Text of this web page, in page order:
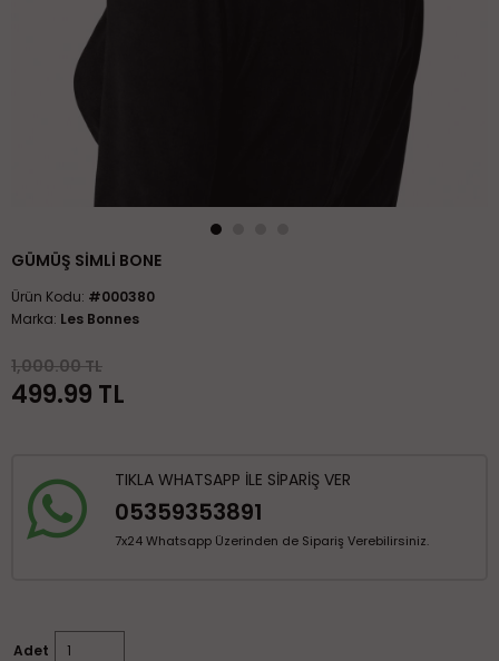
GÜMÜŞ SIMLI BONE
Ürün Kodu: #000380
Marka: Les Bonnes
1,000.00 TL
499.99 TL
TIKLA WHATSAPP İLE SİPARİŞ VER
05359353891
7x24 Whatsapp Üzerinden de Sipariş Verebilirsiniz.
Adet